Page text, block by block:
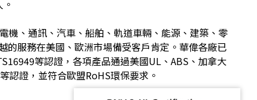
機、通訊、汽車、船舶、軌道車輛、能源、建築、零
的服務在美國、歐洲市場備受客戶肯定。華偉各廠已
等認證，各項產品通過美國UL、ABS、加拿大
認證，並符合歐盟RoHS環保要求。